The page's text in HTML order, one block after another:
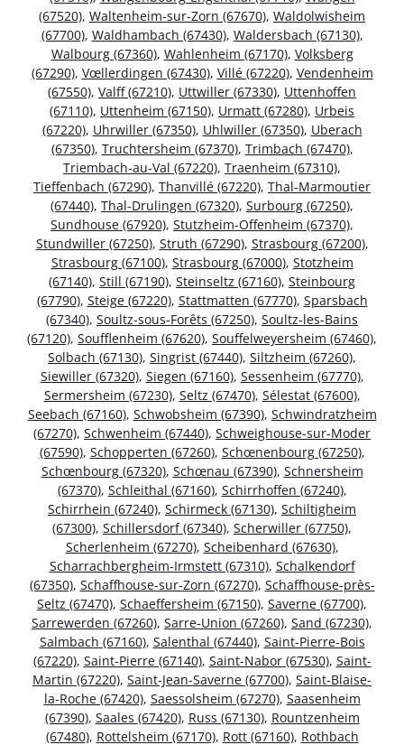
(67520), Waltenheim-sur-Zorn (67670), Waldolwisheim
(67700), Waldhambach (67430), Waldersbach (67130),
Walbourg (67360), Wahlenheim (67170), Volksberg
(67290), Vœllerdingen (67430), Villé (67220), Vendenheim
(67550), Valff (67210), Uttwiller (67330), Uttenhoffen
(67110), Uttenheim (67150), Urmatt (67280), Urbeis
(67220), Uhrwiller (67350), Uhlwiller (67350), Uberach
(67350), Truchtersheim (67370), Trimbach (67470),
Triembach-au-Val (67220), Traenheim (67310),
Tieffenbach (67290), Thanvillé (67220), Thal-Marmoutier
(67440), Thal-Drulingen (67320), Surbourg (67250),
Sundhouse (67920), Stutzheim-Offenheim (67370),
Stundwiller (67250), Struth (67290), Strasbourg (67200),
Strasbourg (67100), Strasbourg (67000), Stotzheim
(67140), Still (67190), Steinseltz (67160), Steinbourg
(67790), Steige (67220), Stattmatten (67770), Sparsbach
(67340), Soultz-sous-Forêts (67250), Soultz-les-Bains
(67120), Soufflenheim (67620), Souffelweyersheim (67460),
Solbach (67130), Singrist (67440), Siltzheim (67260),
Siewiller (67320), Siegen (67160), Sessenheim (67770),
Sermersheim (67230), Seltz (67470), Sélestat (67600),
Seebach (67160), Schwobsheim (67390), Schwindratzheim
(67270), Schwenheim (67440), Schweighouse-sur-Moder
(67590), Schopperten (67260), Schœnenbourg (67250),
Schœnbourg (67320), Schœnau (67390), Schnersheim
(67370), Schleithal (67160), Schirrhoffen (67240),
Schirrhein (67240), Schirmeck (67130), Schiltigheim
(67300), Schillersdorf (67340), Scherwiller (67750),
Scherlenheim (67270), Scheibenhard (67630),
Scharrachbergheim-Irmstett (67310), Schalkendorf
(67350), Schaffhouse-sur-Zorn (67270), Schaffhouse-près-
Seltz (67470), Schaeffersheim (67150), Saverne (67700),
Sarrewerden (67260), Sarre-Union (67260), Sand (67230),
Salmbach (67160), Salenthal (67440), Saint-Pierre-Bois
(67220), Saint-Pierre (67140), Saint-Nabor (67530), Saint-
Martin (67220), Saint-Jean-Saverne (67700), Saint-Blaise-
la-Roche (67420), Saessolsheim (67270), Saasenheim
(67390), Saales (67420), Russ (67130), Rountzenheim
(67480), Rottelsheim (67170), Rott (67160), Rothbach